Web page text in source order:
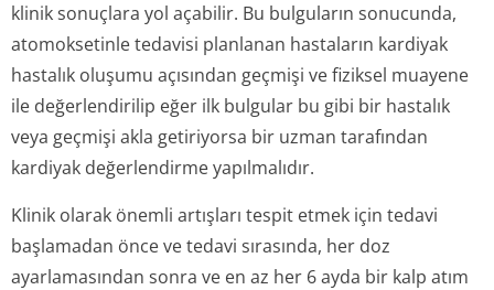
klinik sonuçlara yol açabilir. Bu bulguların sonucunda,
atomoksetinle tedavisi planlanan hastaların kardiyak
hastalık oluşumu açısından geçmişi ve fiziksel muayene
ile değerlendirilip eğer ilk bulgular bu gibi bir hastalık
veya geçmişi akla getiriyorsa bir uzman tarafından
kardiyak değerlendirme yapılmalıdır.
Klinik olarak önemli artışları tespit etmek için tedavi
başlamadan önce ve tedavi sırasında, her doz
ayarlamasından sonra ve en az her 6 ayda bir kalp atım